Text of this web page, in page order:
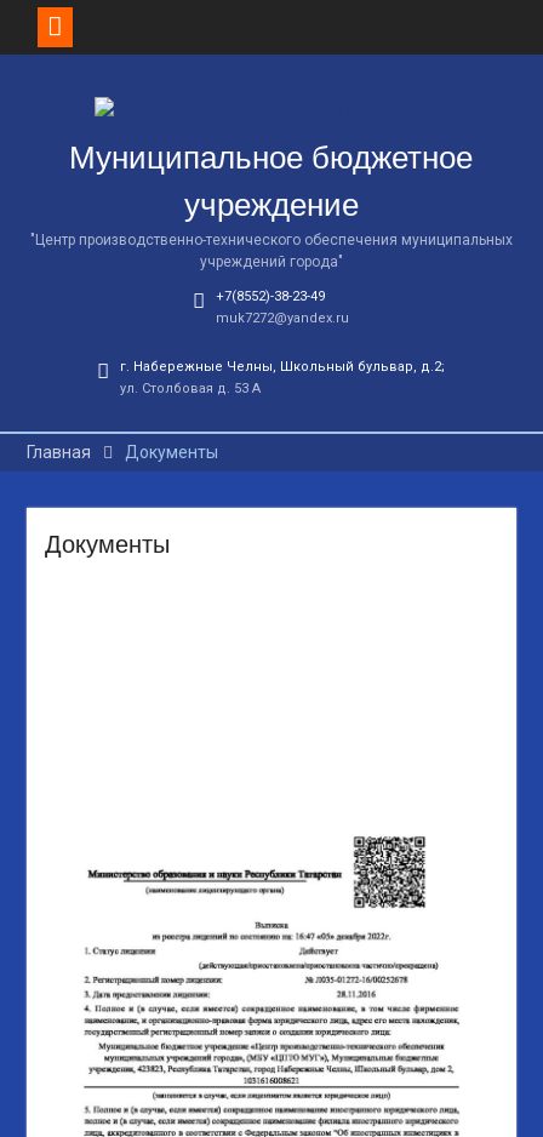
Муниципальное бюджетное
учреждение
"Центр производственно-технического обеспечения муниципальных
учреждений города"
+7(8552)-38-23-49
muk7272@yandex.ru
г. Набережные Челны, Школьный бульвар, д.2;
ул. Столбовая д. 53 А
Главная Документы
Документы